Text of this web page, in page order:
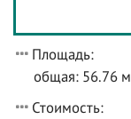
Площадь:
общая: 56.76 м
Стоимость: